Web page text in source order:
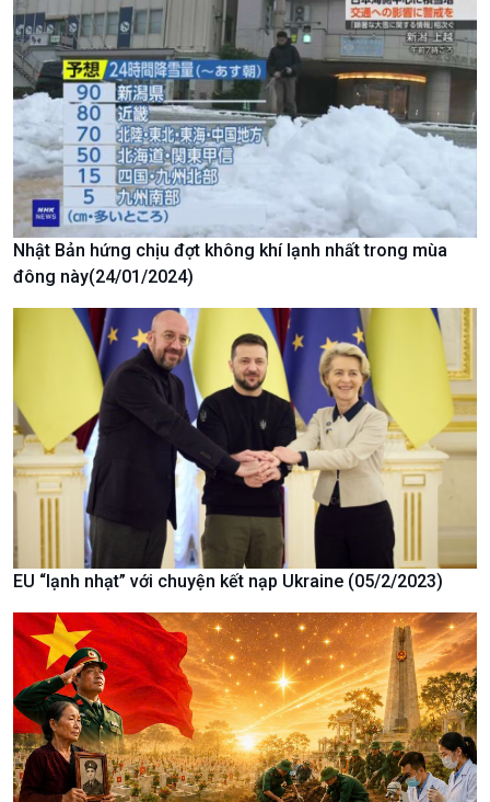
Chính trị
Tin Chính trị
Chính phủ với người dân
Quốc hội với cử tri
Xây dựng đảng
Đảng trong cuộc sống
Nhận diện sự thật
Pháp luật và đời sống
Thế giới
Tin thế giới
Vấn đề quốc tế
Hồ sơ sự kiện quốc tế
Thế giới & Việt Nam
Biên cương - Một dải vững
Tin Kinh tế
Trước giờ mở cửa
Dòng chảy Kinh tế
Sức sống hàng Việt
Khởi nghiệp
Tuyên chiến với gian lận
thương mại
Tin Nông nghiệp & Biển
đảo
Mùa vàng
Biển đảo Việt Nam
Tâm tình biên giới và hải
đảo
Tìm hiểu biển, đảo Việt
Nam
Xã hội
Tin Đời sống & Xã hội
360 độ Sức khỏe
Chuyển đổi Xanh
Tài nguyên và Môi trường
Chuyên gia của bạn
Xã hội chuyển động
Khoa học & Công nghệ
Tin Khoa học & Công nghệ
Kết nối công nghệ
Sống chung với biến đổi
khí hậu
Nhật Bản hứng chịu đợt không khí lạnh nhất trong mùa
đông này(24/01/2024)
EU “lạnh nhạt” với chuyện kết nạp Ukraine (05/2/2023)